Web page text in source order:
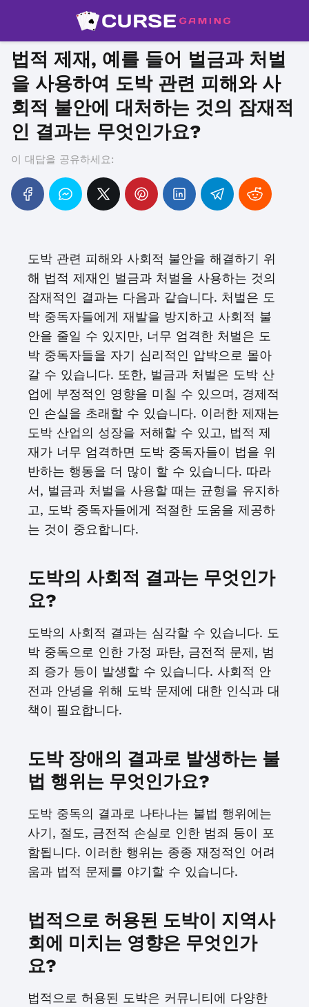
법적 제재, 예를 들어 벌금과 처벌
을 사용하여 도박 관련 피해와 사
회적 불안에 대처하는 것의 잠재적
인 결과는 무엇인가요?
이 대답을 공유하세요:
도박 관련 피해와 사회적 불안을 해결하기 위
해 법적 제재인 벌금과 처벌을 사용하는 것의
잠재적인 결과는 다음과 같습니다. 처벌은 도
박 중독자들에게 재발을 방지하고 사회적 불
안을 줄일 수 있지만, 너무 엄격한 처벌은 도
박 중독자들을 자기 심리적인 압박으로 몰아
갈 수 있습니다. 또한, 벌금과 처벌은 도박 산
업에 부정적인 영향을 미칠 수 있으며, 경제적
인 손실을 초래할 수 있습니다. 이러한 제재는
도박 산업의 성장을 저해할 수 있고, 법적 제
재가 너무 엄격하면 도박 중독자들이 법을 위
반하는 행동을 더 많이 할 수 있습니다. 따라
서, 벌금과 처벌을 사용할 때는 균형을 유지하
고, 도박 중독자들에게 적절한 도움을 제공하
는 것이 중요합니다.
도박의 사회적 결과는 무엇인가
요?
도박의 사회적 결과는 심각할 수 있습니다. 도
박 중독으로 인한 가정 파탄, 금전적 문제, 범
죄 증가 등이 발생할 수 있습니다. 사회적 안
전과 안녕을 위해 도박 문제에 대한 인식과 대
책이 필요합니다.
도박 장애의 결과로 발생하는 불
법 행위는 무엇인가요?
도박 중독의 결과로 나타나는 불법 행위에는
사기, 절도, 금전적 손실로 인한 범죄 등이 포
함됩니다. 이러한 행위는 종종 재정적인 어려
움과 법적 문제를 야기할 수 있습니다.
법적으로 허용된 도박이 지역사
회에 미치는 영향은 무엇인가
요?
법적으로 허용된 도박은 커뮤니티에 다양한